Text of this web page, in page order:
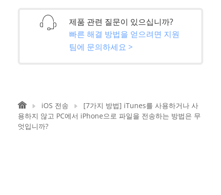
제품 관련 질문이 있으십니까?
빠른 해결 방법을 얻으려면 지원
팀에 문의하세요 >
iOS 전송
[7가지 방법] iTunes를 사용하거나 사
용하지 않고 PC에서 iPhone으로 파일을 전송하는 방법은 무
엇입니까?